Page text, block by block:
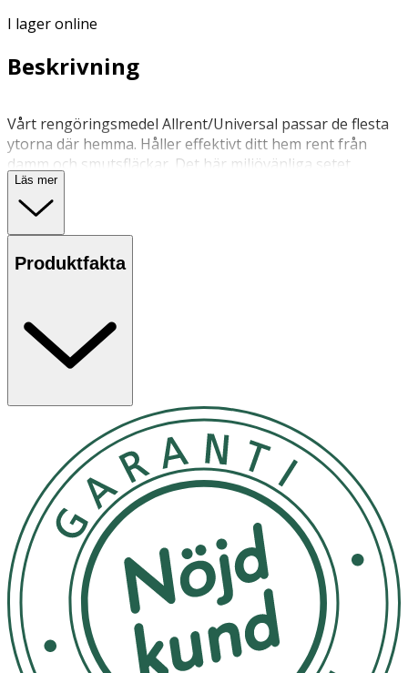
I lager online
Beskrivning
Vårt rengöringsmedel Allrent/Universal passar de flesta
ytorna där hemma. Håller effektivt ditt hem rent från
damm och smutsfläckar. Det här miljövänliga setet
innehåller: 1 x återanvändbar, stilren sprayflaska 2 x
rengöringstabletter Allrent/Universal med en doft av
Spraya ytan på 20?30 cm avstånd. Låt verka någon minut.
du är klar.
Förvaras oåtkomligt för barn
OK för gravida och ammande:
Ingredienser:
Anjoniska tensider 15-30 %. Innehåller parfym och
sodium benzoate.
Märkning
Svanen
Läs mer
Produktfakta